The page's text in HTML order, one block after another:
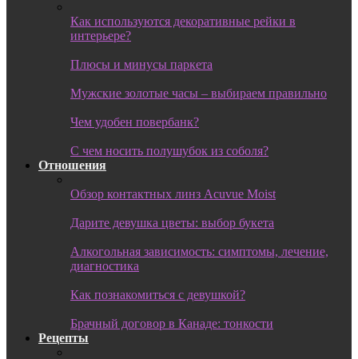
Как используются декоративные рейки в
интерьере?
Плюсы и минусы паркета
Мужские золотые часы – выбираем правильно
Чем удобен повербанк?
С чем носить полушубок из соболя?
Отношения
Обзор контактных линз Acuvue Moist
Дарите девушка цветы: выбор букета
Алкогольная зависимость: симптомы, лечение,
диагностика
Как познакомиться с девушкой?
Брачный договор в Канаде: тонкости
Рецепты